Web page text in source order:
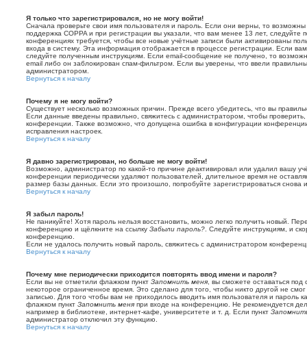
Я только что зарегистрировался, но не могу войти!
Сначала проверьте свои имя пользователя и пароль. Если они верны, то
поддержка COPPA и при регистрации вы указали, что вам менее 13 лет, следуйте
конференциях требуется, чтобы все новые учётные записи были активированы
входа в систему. Эта информация отображается в процессе регистрации. Если
следуйте полученным инструкциям. Если email-сообщение не получено, то
email либо он заблокирован спам-фильтром. Если вы уверены, что ввели
администратором.
Вернуться к началу
Почему я не могу войти?
Существует несколько возможных причин. Прежде всего убедитесь, что вы
Если данные введены правильно, свяжитесь с администратором, чтобы
конференции. Также возможно, что допущена ошибка в конфигурации
исправления настроек.
Вернуться к началу
Я давно зарегистрирован, но больше не могу войти!
Возможно, администратор по какой-то причине деактивировал или удалил вашу
конференции периодически удаляют пользователей, длительное время не
размер базы данных. Если это произошло, попробуйте зарегистрироваться снова и
Вернуться к началу
Я забыл пароль!
Не паникуйте! Хотя пароль нельзя восстановить, можно легко получить новый.
конференцию и щёлкните на ссылку Забыли пароль? . Следуйте инструкциям, и
конференцию.
Если не удалось получить новый пароль, свяжитесь с администратором
Вернуться к началу
Почему мне периодически приходится повторять ввод имени и пароля?
Если вы не отметили флажком пункт Запомнить меня , вы сможете оставаться
некоторое ограниченное время. Это сделано для того, чтобы никто другой не
записью. Для того чтобы вам не приходилось вводить имя пользователя и пароль
флажком пункт Запомнить меня при входе на конференцию. Не рекомендуется
например в библиотеке, интернет-кафе, университете и т. д. Если пункт
администратор отключил эту функцию.
Вернуться к началу